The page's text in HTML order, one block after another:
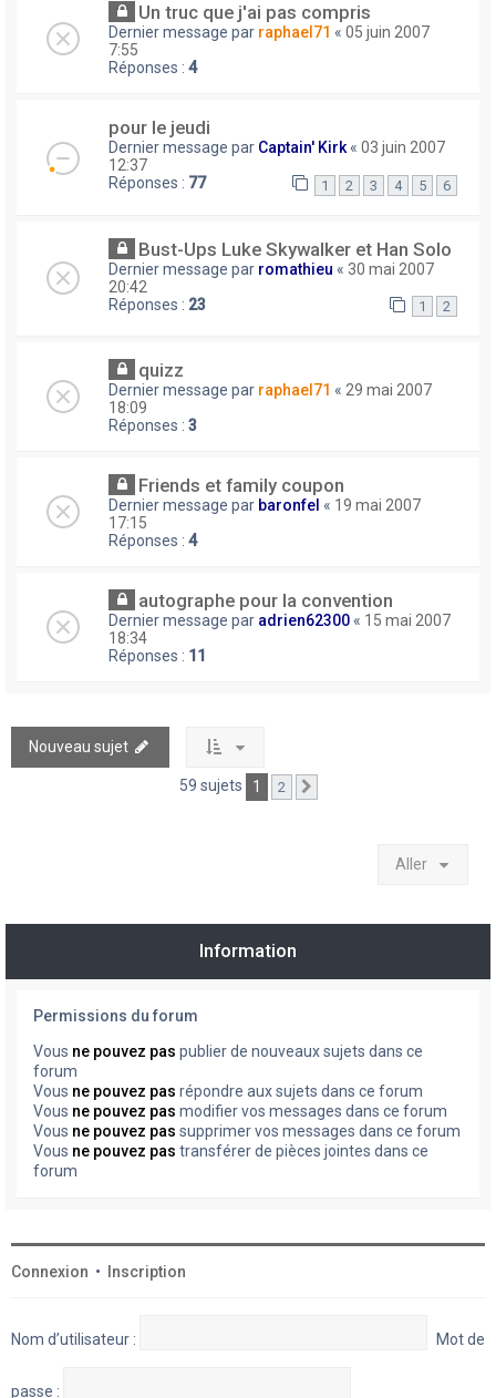
Un truc que j'ai pas compris
Dernier message par raphael71 « 05 juin 2007
7:55
Réponses : 4
pour le jeudi
Dernier message par Captain' Kirk« 03 juin 2007
12:37
Réponses : 77 1 2 3 4 5 6
Bust-Ups Luke Skywalker et Han Solo
Dernier message par romathieu « 30 mai 2007
20:42
Réponses : 23 1 2
quizz
Dernier message par raphael71 « 29 mai 2007
18:09
Réponses : 3
Friends et family coupon
Dernier message par baronfel « 19 mai 2007
17:15
Réponses : 4
autographe pour la convention
Dernier message par adrien62300 « 15 mai 2007
18:34
Réponses : 11
Nouveau sujet
59 sujets 1 2
Aller
Information
Permissions du forum
Vous ne pouvez pas publier de nouveaux sujets dans ce
forum
Vous ne pouvez pas répondre aux sujets dans ce forum
Vous ne pouvez pas modifier vos messages dans ce forum
Vous ne pouvez pas supprimer vos messages dans ce forum
Vous ne pouvez pas transférer de pièces jointes dans ce
forum
Connexion • Inscription
Nom d’utilisateur : Mot de
passe :